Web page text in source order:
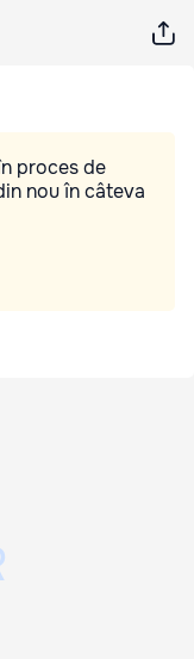
proces de
nou în câteva